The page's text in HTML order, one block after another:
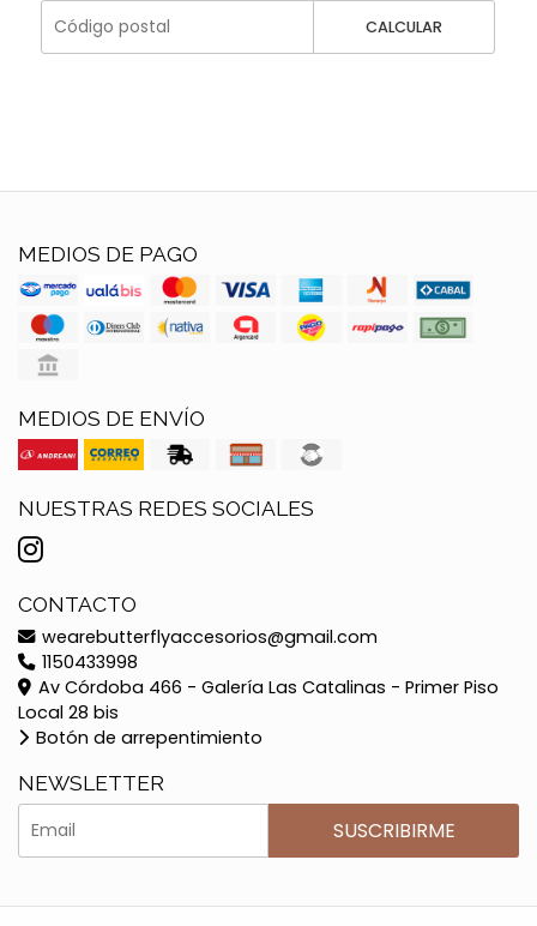
CALCULAR
MEDIOS DE PAGO
MEDIOS DE ENVÍO
NUESTRAS REDES SOCIALES
CONTACTO
wearebutterflyaccesorios@gmail.com
1150433998
Av Córdoba 466 - Galería Las Catalinas - Primer Piso
Local 28 bis
Botón de arrepentimiento
NEWSLETTER
SUSCRIBIRME